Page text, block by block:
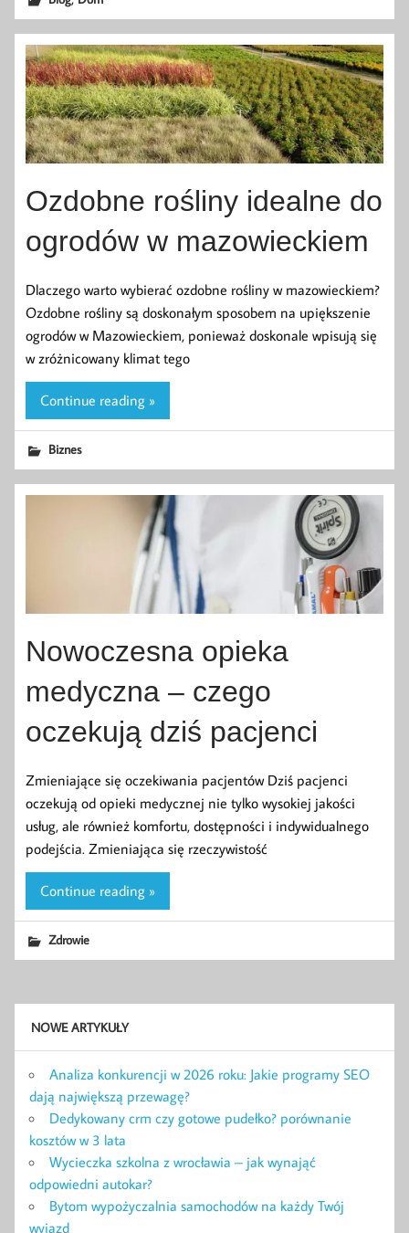
Ozdobne rośliny idealne do
ogrodów w mazowieckiem
Dlaczego warto wybierać ozdobne rośliny w mazowieckiem?
Ozdobne rośliny są doskonałym sposobem na upiększenie
ogrodów w Mazowieckiem, ponieważ doskonale wpisują się
w zróżnicowany klimat tego
Continue reading »
Biznes
Nowoczesna opieka
medyczna – czego
oczekują dziś pacjenci
Zmieniające się oczekiwania pacjentów Dziś pacjenci
oczekują od opieki medycznej nie tylko wysokiej jakości
usług, ale również komfortu, dostępności i indywidualnego
podejścia. Zmieniająca się rzeczywistość
Continue reading »
Zdrowie
NOWE ARTYKUŁY
Analiza konkurencji w 2026 roku: Jakie programy SEO
dają największą przewagę?
Dedykowany crm czy gotowe pudełko? porównanie
kosztów w 3 lata
Wycieczka szkolna z wrocławia – jak wynająć
odpowiedni autokar?
Bytom wypożyczalnia samochodów na każdy Twój
wyjazd